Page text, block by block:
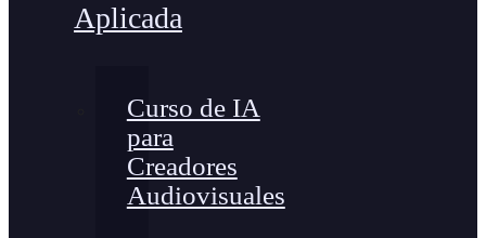
Aplicada
Curso de IA
para
Creadores
Audiovisuales